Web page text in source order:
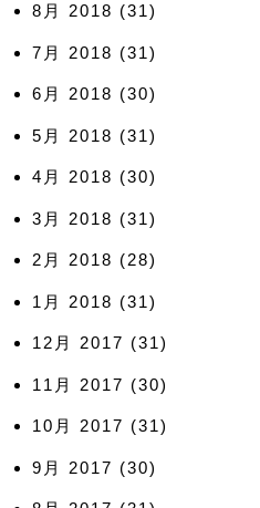
8月 2018 (31)
7月 2018 (31)
6月 2018 (30)
5月 2018 (31)
4月 2018 (30)
3月 2018 (31)
2月 2018 (28)
1月 2018 (31)
12月 2017 (31)
11月 2017 (30)
10月 2017 (31)
9月 2017 (30)